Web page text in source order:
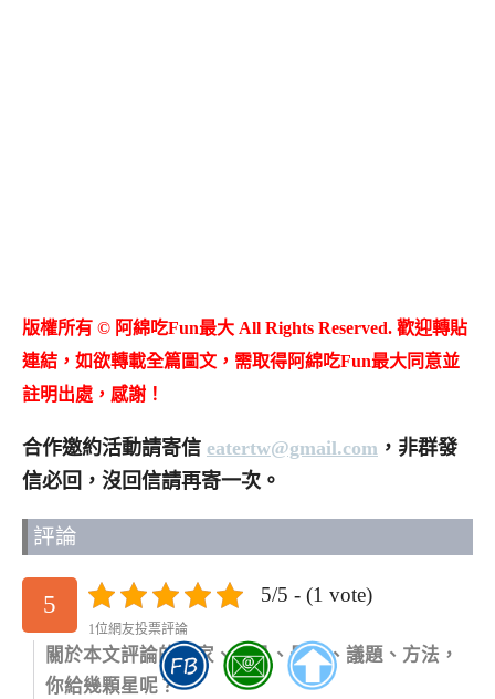
版權所有 © 阿綿吃Fun最大 All Rights Reserved. 歡迎轉貼
連結，如欲轉載全篇圖文，需取得阿綿吃Fun最大同意並
註明出處，感謝！
合作邀約活動請寄信 eatertw@gmail.com ，非群發
信必回，沒回信請再寄一次。
評論
5 5/5 - (1 vote)
1位網友投票評論
關於本文評論的商家、商品、景點、議題、方法，
你給幾顆星呢？